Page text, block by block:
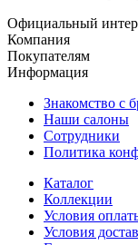
Официальный
Компания
Покупателям
Информация
Знакомство с
Наши салоны
Сотрудники
Политика
Каталог
Коллекции
Условия
Условия